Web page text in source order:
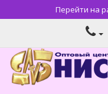
Перейти на